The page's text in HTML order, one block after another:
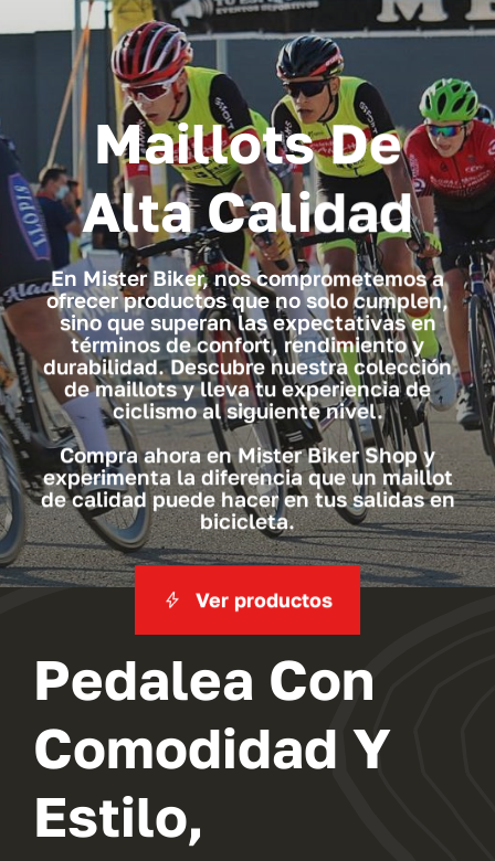
Maillots De
Alta Calidad
En Mister Biker, nos comprometemos a
ofrecer productos que no solo cumplen,
sino que superan las expectativas en
términos de confort, rendimiento y
durabilidad. Descubre nuestra colección
de maillots y lleva tu experiencia de
ciclismo al siguiente nivel.
Compra ahora en Mister Biker Shop y
experimenta la diferencia que un maillot
de calidad puede hacer en tus salidas en
bicicleta.
Ver productos
Pedalea Con
Comodidad Y
Estilo,